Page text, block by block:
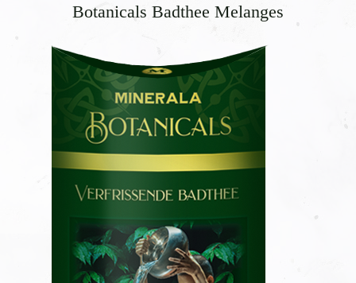
Botanicals Badthee Melanges